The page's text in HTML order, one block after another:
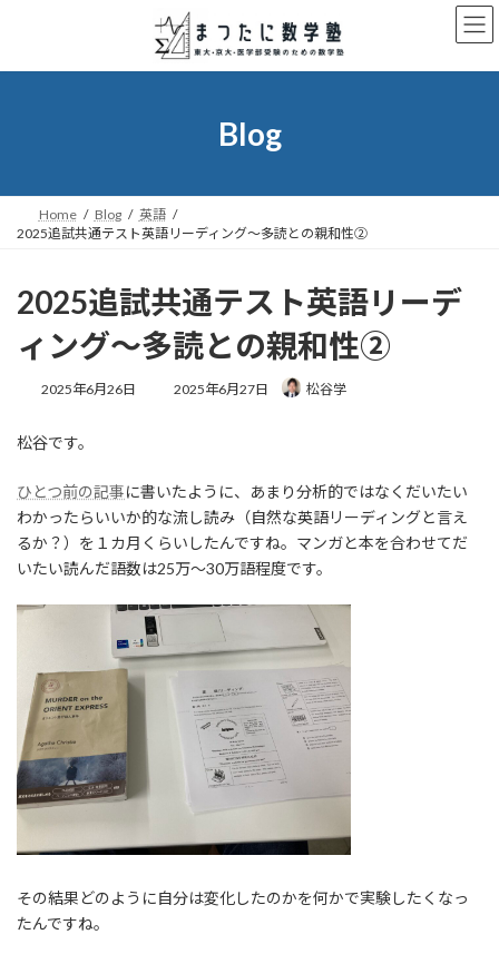
ン
ー
Blog
Home Blog
英語
2025追試共通テスト英語リーディング～多読との親和性②
2025追試共通テスト英語リーデ
ィング～多読との親和性②
2025年6月26日
最
時
:
2025年6月27日 松谷学
松谷です。
ひとつ前の記事に書いたように、あまり分析的ではなくだいたい
わかったらいいか的な流し読み（自然な英語リーディングと言え
るか？）を１カ月くらいしたんですね。マンガと本を合わせてだ
いたい読んだ語数は25万～30万語程度です。
その結果どのように自分は変化したのかを何かで実験したくなっ
たんですね。